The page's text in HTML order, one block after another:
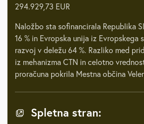
294.929,73 EUR
Naložbo sta sofinancirala Republika
16 % in Evropska unija iz Evropskega
razvoj v deležu 64 %. Razliko med
iz mehanizma CTN in celotno
proračuna pokrila Mestna občina
Spletna stran: